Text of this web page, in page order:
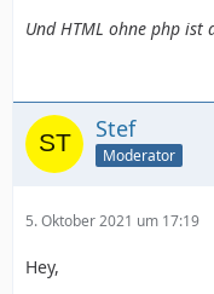
Und HTML ohne php ist
Stef
Moderator
5. Oktober 2021 um 17:19
Hey,